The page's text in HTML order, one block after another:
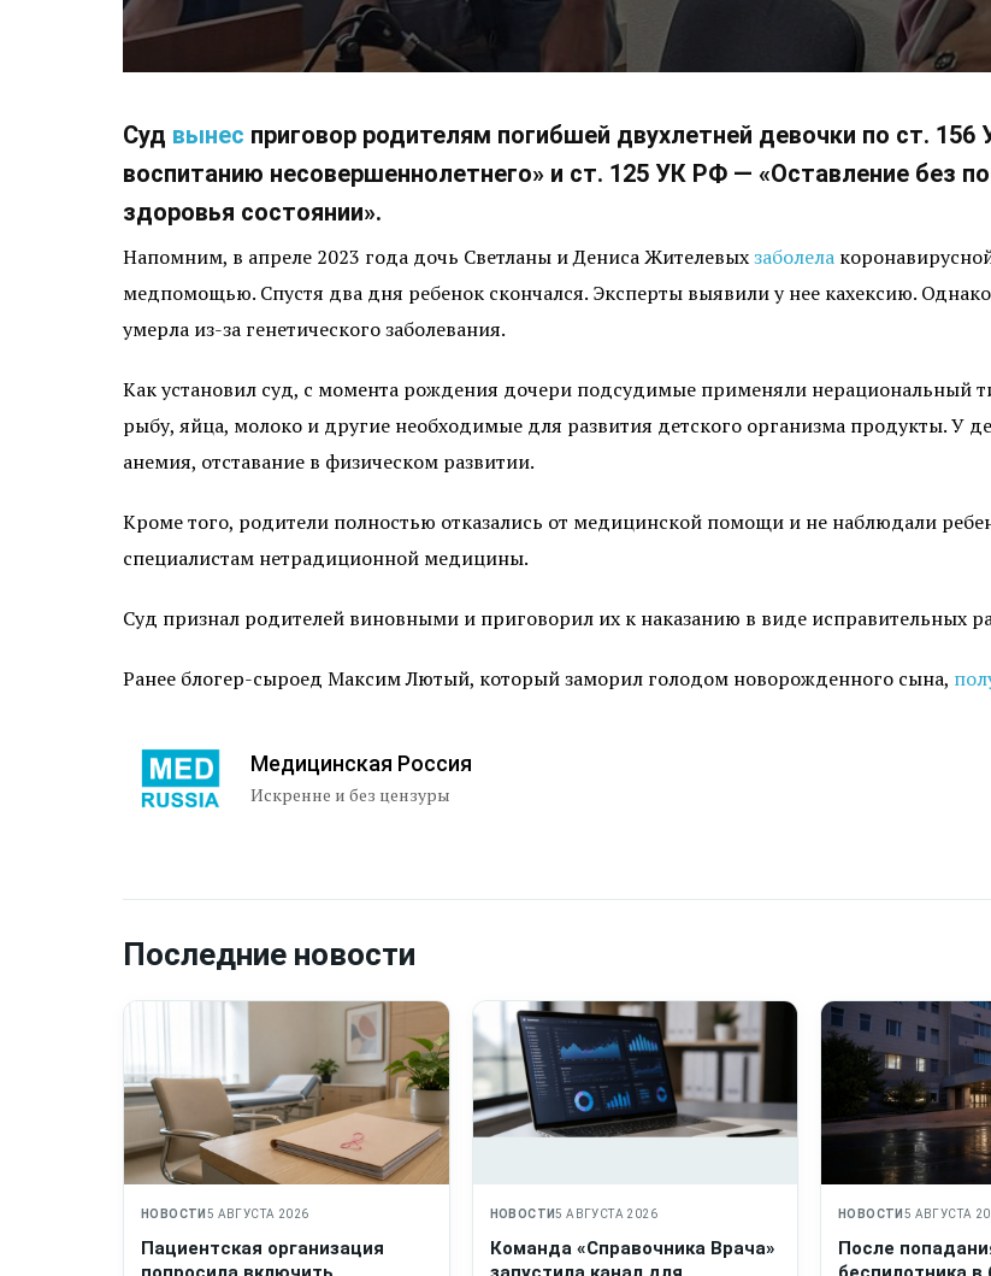
Суд вынес приговор родителям погибшей двухлетней девочки по ст.
воспитанию несовершеннолетнего» и ст. 125 УК РФ — «Оставление без
здоровья состоянии».
Напомним, в апреле 2023 года дочь Светланы и Дениса Жителевыхзаболела
медпомощью. Спустя два дня ребенок скончался. Эксперты выявили у нее кахексию.
умерла из-за генетического заболевания.
Как установил суд, с момента рождения дочери подсудимые применяли нерациональный
рыбу, яйца, молоко и другие необходимые для развития детского организма продукты. У
анемия, отставание в физическом развитии.
Кроме того, родители полностью отказались от медицинской помощи и не наблюдали
специалистам нетрадиционной медицины.
Суд признал родителей виновными и приговорил их к наказанию в виде исправительных
Ранее блогер-сыроед Максим Лютый, который заморил голодом новорожденного сына,
Медицинская Россия
Искренне и без цензуры
Последние новости
НОВОСТИ 5 АВГУСТА 2026
Пациентская организация
НОВОСТИ5 АВГУСТА 2026
Команда «Справочника Врача»
НОВОСТИ 5 АВГУСТА
После